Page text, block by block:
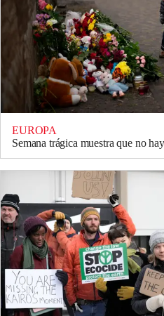
EUROPA
Semana trágica muestra que no